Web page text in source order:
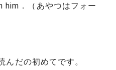
．（あやつはフォー
んだの初めてです。